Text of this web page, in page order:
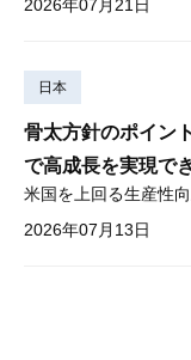
2026年07月21日
日本
骨太方針のポイ
で高成長を実現で
2026年07月13日